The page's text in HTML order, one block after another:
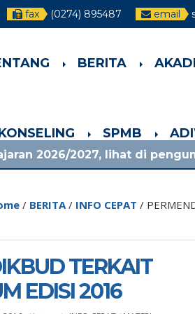
fax (0274) 895487 email
BERITA
SPMB
lihat di pengumuman
/ BERITA/ INFO CEPAT /
TERKAIT
EDISI 2016